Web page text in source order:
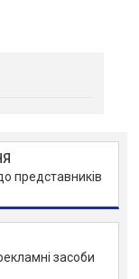
представників
засоби